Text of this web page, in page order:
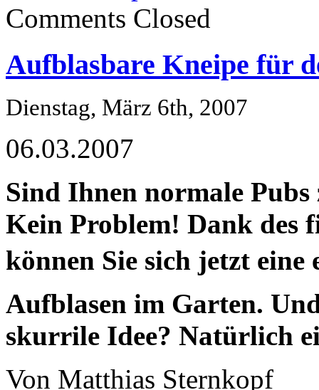
Comments Closed
Aufblasbare Kneipe für
Dienstag, März 6th, 2007
06.03.2007
Sind Ihnen normale
Kein Problem! Dank des
können Sie sich jetzt eine
Aufblasen im Garten.
skurrile Idee? Natürlich
Von Matthias Sternkopf